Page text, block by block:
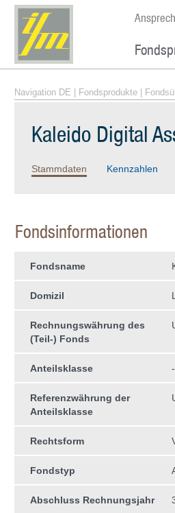
Navigation DE Fondsprodukte
Kaleido Digital
Stammdaten Kennzahlen
Fondsinformationen
Fondsname
Domizil
Rechnungswährung des
(Teil-) Fonds
Anteilsklasse
Referenzwährung der
Anteilsklasse
Rechtsform
Fondstyp
Abschluss Rechnungsjahr